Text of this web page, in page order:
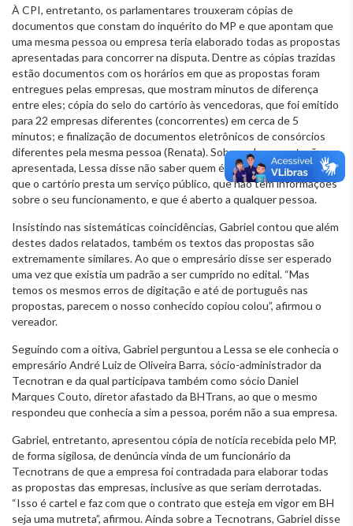
À CPI, entretanto, os parlamentares trouxeram cópias de
documentos que constam do inquérito do MP e que apontam que
uma mesma pessoa ou empresa teria elaborado todas as propostas
apresentadas para concorrer na disputa. Dentre as cópias trazidas
estão documentos com os horários em que as propostas foram
entregues pelas empresas, que mostram minutos de diferença
entre eles; cópia do selo do cartório às vencedoras, que foi emitido
para 22 empresas diferentes (concorrentes) em cerca de 5
minutos; e finalização de documentos eletrônicos de consórcios
diferentes pela mesma pessoa (Renata). Sobre a documentação
apresentada, Lessa disse não saber quem é Renata e argumentou
que o cartório presta um serviço público, que não tem informações
sobre o seu funcionamento, e que é aberto a qualquer pessoa.
Insistindo nas sistemáticas coincidências, Gabriel contou que além
destes dados relatados, também os textos das propostas são
extremamente similares. Ao que o empresário disse ser esperado
uma vez que existia um padrão a ser cumprido no edital. “Mas
temos os mesmos erros de digitação e até de português nas
propostas, parecem o nosso conhecido copiou colou”, afirmou o
vereador.
Seguindo com a oitiva, Gabriel perguntou a Lessa se ele conhecia o
empresário André Luiz de Oliveira Barra, sócio-administrador da
Tecnotran e da qual participava também como sócio Daniel
Marques Couto, diretor afastado da BHTrans, ao que o mesmo
respondeu que conhecia a sim a pessoa, porém não a sua empresa.
Gabriel, entretanto, apresentou cópia de notícia recebida pelo MP,
de forma sigilosa, de denúncia vinda de um funcionário da
Tecnotrans de que a empresa foi contradada para elaborar todas
as propostas das empresas, inclusive as que seriam derrotadas.
“Isso é cartel e faz com que o contrato que esteja em vigor em BH
seja uma mutreta”, afirmou. Ainda sobre a Tecnotrans, Gabriel disse